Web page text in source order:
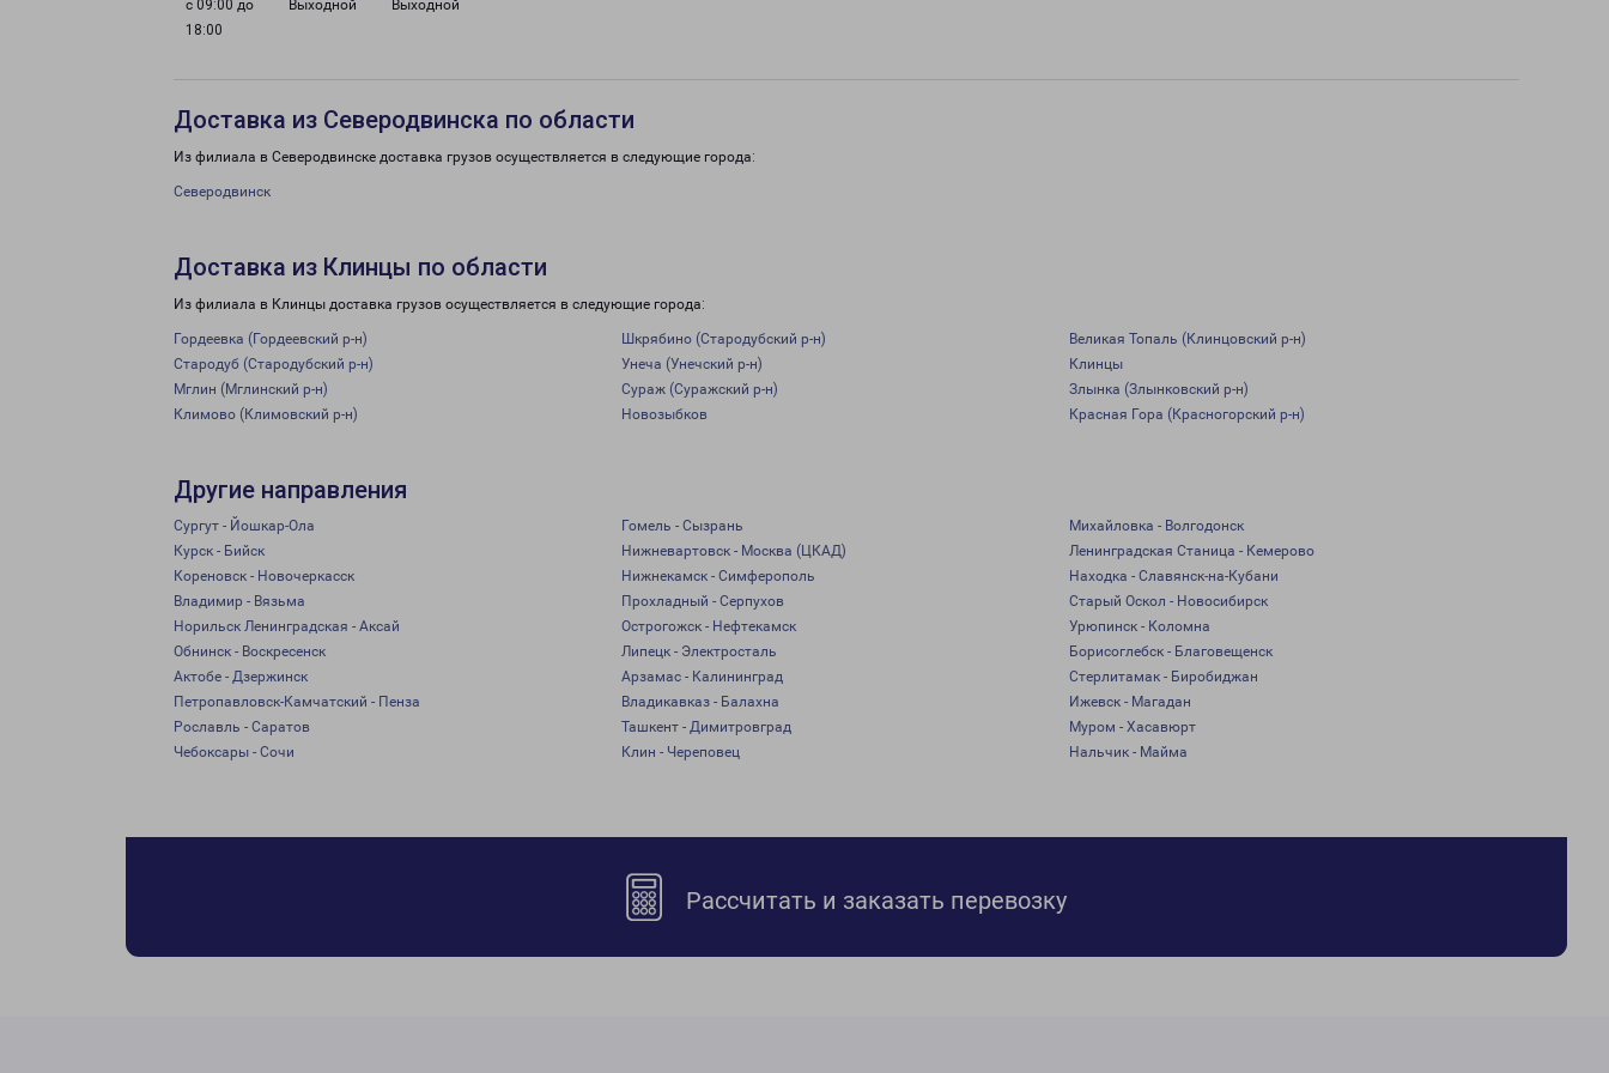
с 09:00 до
18:00
Выходной Выходной
Доставка из Северодвинска по области
Из филиала в Северодвинске доставка грузов осуществляется в следующие города:
Северодвинск
Доставка из Клинцы по области
Из филиала в Клинцы доставка грузов осуществляется в следующие города:
Гордеевка (Гордеевский р-н) Шкрябино (Стародубский р-н)
Великая Топаль (Клинцовский р-н)
Стародуб (Стародубский р-н)
Унеча (Унечский р-н)
Клинцы
Мглин (Мглинский р-н)
Сураж (Суражский р-н)
Злынка (Злынковский р-н)
Климово (Климовский р-н)
Новозыбков Красная Гора (Красногорский р-н)
Другие направления
Сургут - Йошкар-Ола Гомель - Сызрань
Михайловка - Волгодонск
Курск - Бийск
Нижневартовск - Москва (ЦКАД)
Ленинградская Станица - Кемерово
Кореновск - Новочеркасск
Нижнекамск - Симферополь
Находка - Славянск-на-Кубани
Владимир - Вязьма
Прохладный - Серпухов
Старый Оскол - Новосибирск
Норильск Ленинградская - Аксай
Острогожск - Нефтекамск
Урюпинск - Коломна
Обнинск - Воскресенск
Липецк - Электросталь
Борисоглебск - Благовещенск
Актобе - Дзержинск
Арзамас - Калининград
Стерлитамак - Биробиджан
Петропавловск-Камчатский - Пенза
Владикавказ - Балахна
Ижевск - Магадан
Рославль - Саратов
Ташкент - Димитровград
Муром - Хасавюрт
Чебоксары - Сочи
Клин - Череповец Нальчик - Майма
Рассчитать и заказать перевозку